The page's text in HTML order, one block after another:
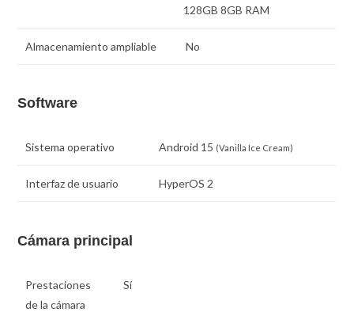
128GB 8GB RAM
Almacenamiento ampliable No
Software
Sistema operativo Android 15 (Vanilla Ice Cream)
Interfaz de usuario HyperOS 2
Cámara principal
Prestaciones
de la cámara
Sí